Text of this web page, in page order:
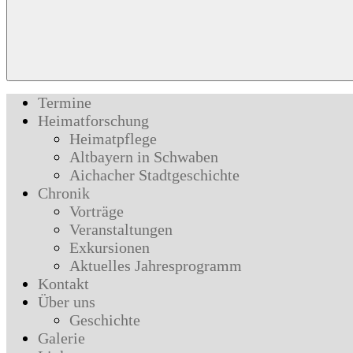
Termine
Heimatforschung
Heimatpflege
Altbayern in Schwaben
Aichacher Stadtgeschichte
Chronik
Vorträge
Veranstaltungen
Exkursionen
Aktuelles Jahresprogramm
Kontakt
Über uns
Geschichte
Galerie